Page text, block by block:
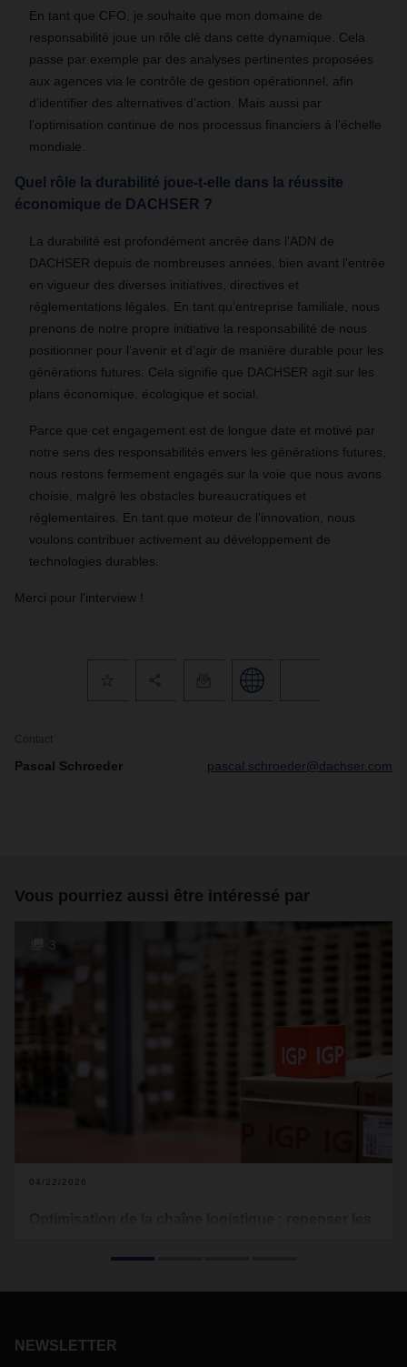
En tant que CFO, je souhaite que mon domaine de
responsabilité joue un rôle clé dans cette dynamique. Cela
passe par exemple par des analyses pertinentes proposées
aux agences via le contrôle de gestion opérationnel, afin
d’identifier des alternatives d’action. Mais aussi par
l’optimisation continue de nos processus financiers à l’échelle
mondiale.
Quel rôle la durabilité joue-t-elle dans la réussite
économique de DACHSER ?
La durabilité est profondément ancrée dans l’ADN de
DACHSER depuis de nombreuses années, bien avant l’entrée
en vigueur des diverses initiatives, directives et
réglementations légales. En tant qu’entreprise familiale, nous
prenons de notre propre initiative la responsabilité de nous
positionner pour l’avenir et d’agir de manière durable pour les
générations futures. Cela signifie que DACHSER agit sur les
plans économique, écologique et social.
Parce que cet engagement est de longue date et motivé par
notre sens des responsabilités envers les générations futures,
nous restons fermement engagés sur la voie que nous avons
choisie, malgré les obstacles bureaucratiques et
réglementaires. En tant que moteur de l’innovation, nous
voulons contribuer activement au développement de
technologies durables.
Merci pour l'interview !
Contact
Pascal Schroeder pascal.schroeder@dachser.com
Vous pourriez aussi être intéressé par
3
04/22/2026
croissantes des clients : avec l'aide de DACHSER, la société
collaboration donnent naissance à un modèle logistique
NEWSLETTER